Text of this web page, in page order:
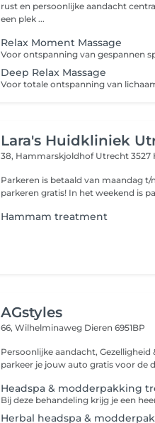
rust en persoonlijke aandacht
een plek ...
Relax Moment Massage
Deep Relax Massage
Voor totale ontspanning van
Lara's Huidkliniek
38, Hammarskjoldhof Utrecht 3527
Parkeren is betaald van maandag t/m vrijdag
parkeren gratis! In het
Hammam treatment
AGstyles
66, Wilhelminaweg Dieren 6951BP
Persoonlijke aandacht,
parkeer je jouw auto gratis voor de
Headspa & modderpakking
Herbal headspa &